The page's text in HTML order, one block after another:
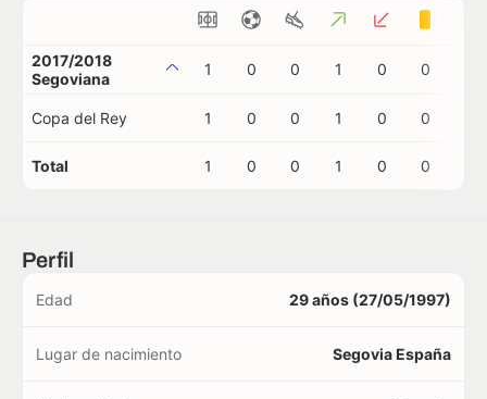
2017/2018
Segoviana
1 0 0 1 0 0
Copa del Rey 1 0 0 1 0 0
Total 1 0 0 1 0 0
Perfil
Edad 29 años (27/05/1997)
Lugar de nacimiento Segovia España